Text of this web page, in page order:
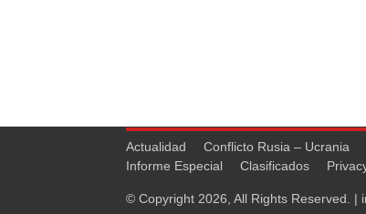
Actualidad Conflicto Rusia – Ucrania
Informe Especial
Clasificados
© Copyright 2026, All Rights Reserved. |